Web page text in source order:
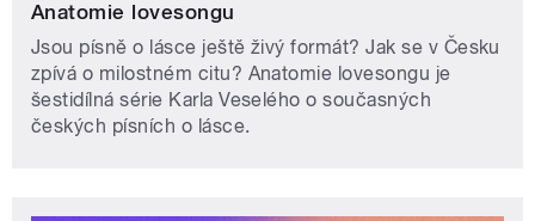
Anatomie lovesongu
Jsou písně o lásce ještě živý formát? Jak se v Česku
zpívá o milostném citu? Anatomie lovesongu je
šestidílná série Karla Veselého o současných
českých písních o lásce.